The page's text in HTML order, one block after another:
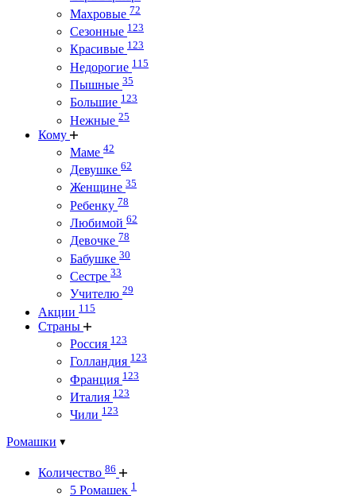
Махровые 72
Сезонные 123
Красивые 123
Недорогие 115
Пышные 35
Большие 123
Нежные 25
Кому
Маме 42
Девушке 62
Женщине 35
Ребенку 78
Любимой 62
Девочке 78
Бабушке 30
Сестре 33
Учителю 29
Акции 115
Страны
Россия 123
Голландия 123
Франция 123
Италия 123
Чили 123
Ромашки
Количество 86
5 Ромашек 1